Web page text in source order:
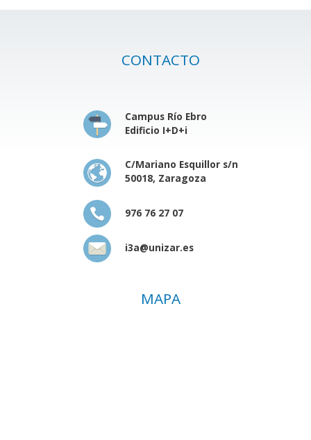
CONTACTO
Campus Río Ebro
Edificio I+D+i
C/Mariano Esquillor s/n
50018, Zaragoza
976 76 27 07
i3a@unizar.es
MAPA